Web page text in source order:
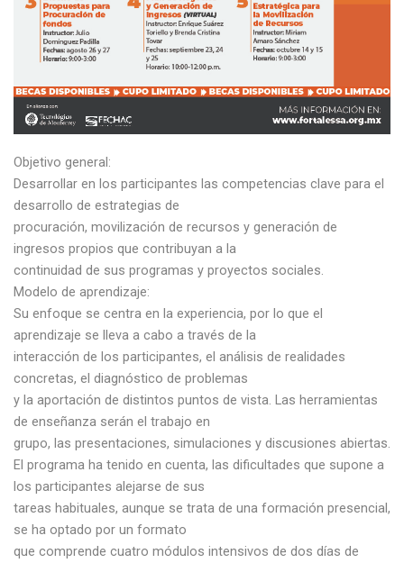
Objetivo general:
Desarrollar en los participantes las competencias clave para el
desarrollo de estrategias de
procuración, movilización de recursos y generación de
ingresos propios que contribuyan a la
continuidad de sus programas y proyectos sociales.
Modelo de aprendizaje:
Su enfoque se centra en la experiencia, por lo que el
aprendizaje se lleva a cabo a través de la
interacción de los participantes, el análisis de realidades
concretas, el diagnóstico de problemas
y la aportación de distintos puntos de vista. Las herramientas
de enseñanza serán el trabajo en
grupo, las presentaciones, simulaciones y discusiones abiertas.
El programa ha tenido en cuenta, las dificultades que supone a
los participantes alejarse de sus
tareas habituales, aunque se trata de una formación presencial,
se ha optado por un formato
que comprende cuatro módulos intensivos de dos días de